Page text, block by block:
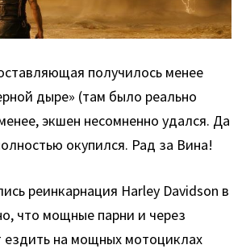
получилось менее
дыре» (там было реально
экшен несомненно удался. Да
окупился. Рад за Вина!
реинкарнация Harley Davidson в
что мощные парни и через
ездить на мощных мотоциклах